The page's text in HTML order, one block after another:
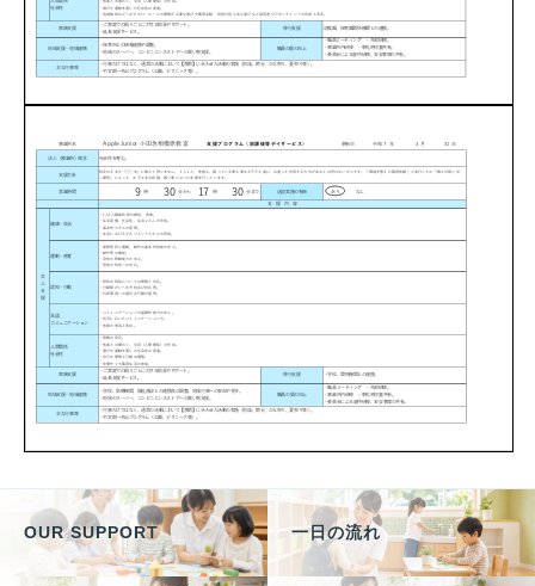
OUR SUPPORT 一日の流れ